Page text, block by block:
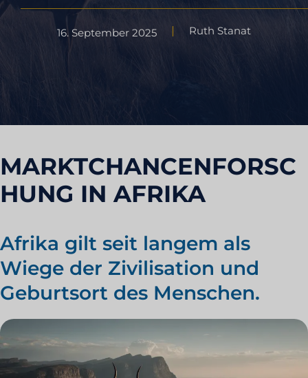
16. September 2025 Ruth Stanat
MARKTCHANCENFORSC
HUNG IN AFRIKA
Afrika gilt seit langem als
Wiege der Zivilisation und
Geburtsort des Menschen.